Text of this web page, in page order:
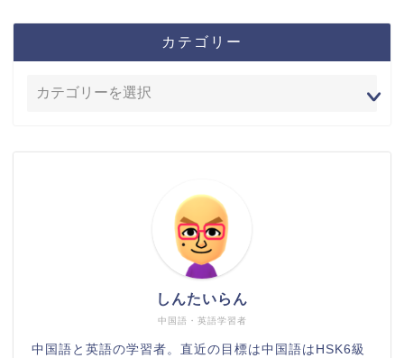
カテゴリー
中国語・英語学習者
しんたいらん
中国語と英語の学習者。直近の目標は中国語はHSK6級